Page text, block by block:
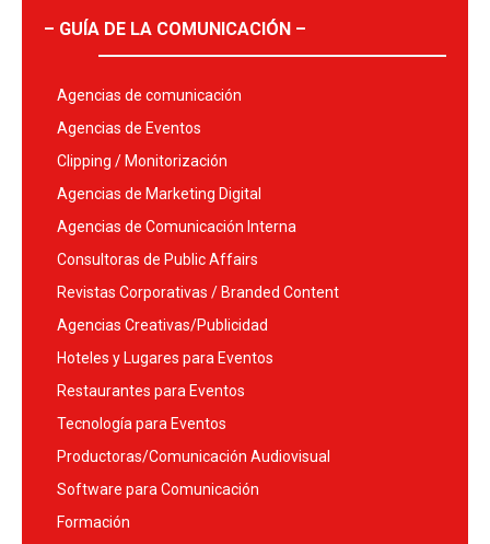
– GUÍA DE LA COMUNICACIÓN –
Agencias de comunicación
Agencias de Eventos
Clipping / Monitorización
Agencias de Marketing Digital
Agencias de Comunicación Interna
Consultoras de Public Affairs
Revistas Corporativas / Branded Content
Agencias Creativas/Publicidad
Hoteles y Lugares para Eventos
Restaurantes para Eventos
Tecnología para Eventos
Productoras/Comunicación Audiovisual
Software para Comunicación
Formación